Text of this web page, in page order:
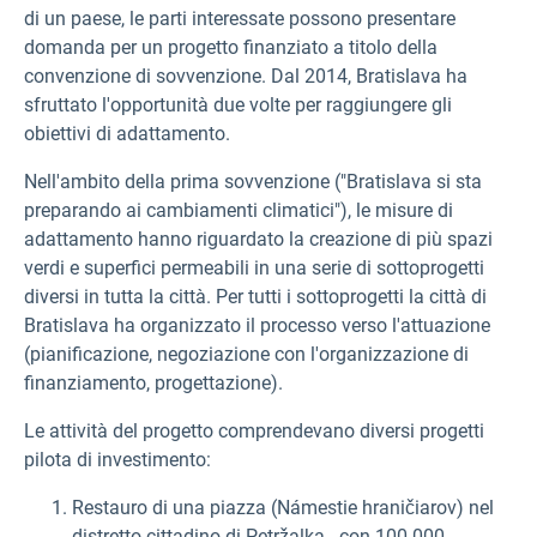
di un paese, le parti interessate possono presentare
domanda per un progetto finanziato a titolo della
convenzione di sovvenzione. Dal 2014, Bratislava ha
sfruttato l'opportunità due volte per raggiungere gli
obiettivi di adattamento.
Nell'ambito della prima sovvenzione ("Bratislava si sta
preparando ai cambiamenti climatici"), le misure di
adattamento hanno riguardato la creazione di più spazi
verdi e superfici permeabili in una serie di sottoprogetti
diversi in tutta la città. Per tutti i sottoprogetti la città di
Bratislava ha organizzato il processo verso l'attuazione
(pianificazione, negoziazione con l'organizzazione di
finanziamento, progettazione).
Le attività del progetto comprendevano diversi progetti
pilota di investimento:
Restauro di una piazza (Námestie hraničiarov) nel